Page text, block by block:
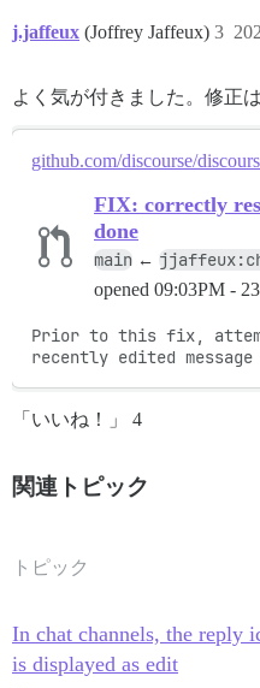
j.jaffeux (Joffrey Jaffeux) 3
よく気が付きました。修正
github.com/discourse/
FIX: correctly
done
main ←
opened 09:03PM -
Prior to this fix,
recently edited
「いいね！」 4
関連トピック
トピック
In chat channels, the reply
is displayed as edit